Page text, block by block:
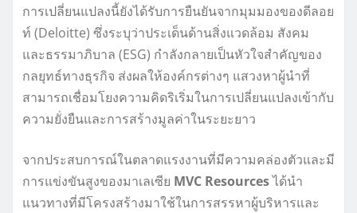
การเปลี่ยนแปลงนี้ยังได้รับการยืนยันจากมุมมองของดีลอย
ท์ (Deloitte) ซึ่งระบุว่าประเด็นด้านสิ่งแวดล้อม สังคม
และธรรมาภิบาล (ESG) กำลังกลายเป็นหัวใจสำคัญของ
กลยุทธ์ทางธุรกิจ ส่งผลให้องค์กรต่างๆ แสวงหาผู้นำที่
สามารถเชื่อมโยงความคิดริเริ่มในการเปลี่ยนแปลงเข้ากับ
ความยั่งยืนและการสร้างมูลค่าในระยะยาว
จากประสบการณ์ในตลาดแรงงานที่มีความคล่องตัวและมี
การแข่งขันสูงของมาเลเซีย MVC Resourcesได้นำ
แนวทางที่มีโครงสร้างมาใช้ในการสรรหาผู้บริหารและ